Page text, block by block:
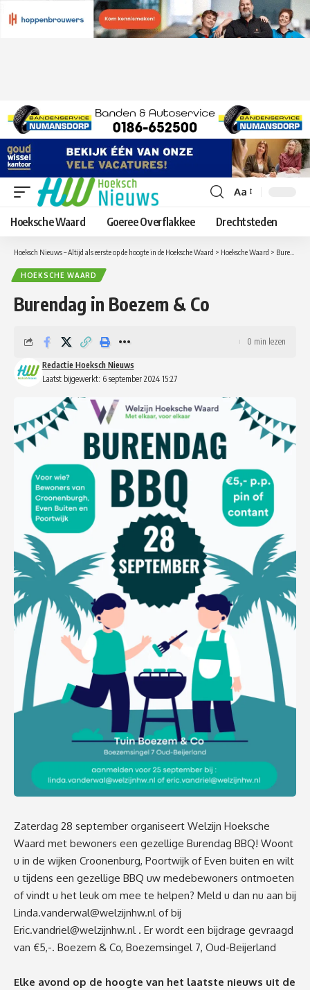
Lettergrootte
aanpassen
Aa
Hoeksche Waard Goeree Overflakkee Drechtsteden
Hoeksch Nieuws – Altijd als eerste op de hoogte in de Hoeksche Waard > Hoeksche Waard > Burendag in Boezem & Co
HOEKSCHE WAARD
Burendag in Boezem & Co
Laatst bijgewerkt: 6 september 2024 15:27
Redactie Hoeksch Nieuws
0 min lezen
Zaterdag 28 september organiseert Welzijn Hoeksche
Waard met bewoners een gezellige Burendag BBQ! Woont
u in de wijken Croonenburg, Poortwijk of Even buiten en wilt
u tijdens een gezellige BBQ uw medebewoners ontmoeten
of vindt u het leuk om mee te helpen? Meld u dan nu aan bij
Linda.vanderwal@welzijnhw.nlof bij
Eric.vandriel@welzijnhw.nl. Er wordt een bijdrage gevraagd
van €5,-. Boezem & Co, Boezemsingel 7, Oud-Beijerland
Elke avond op de hoogte van het laatste nieuws uit de